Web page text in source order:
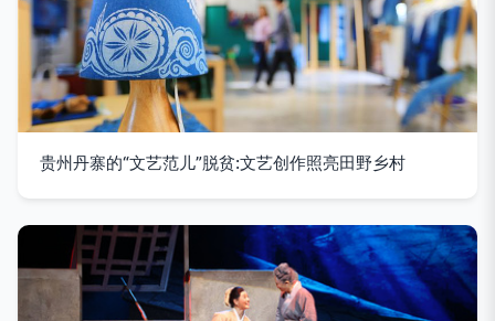
贵州丹寨的“文艺范儿”脱贫:文艺创作照亮田野乡村